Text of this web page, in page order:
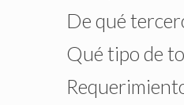
De qué
Qué tipo de